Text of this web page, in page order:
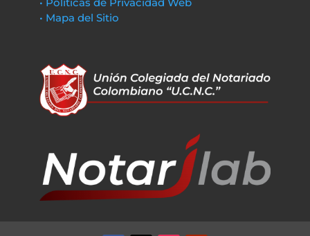
• Mapa del Sitio